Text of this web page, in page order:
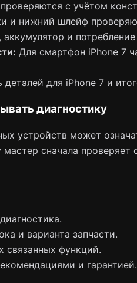
с учётом
и нижний шлейф
аккумулятор и
Для смартфон iPhone 7
деталей для iPhone 7 и
диагностику
устройств может
сначала
и варианта запчасти.
связанных функций.
и гарантией.